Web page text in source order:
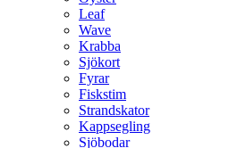
Leaf
Wave
Krabba
Sjökort
Fyrar
Fiskstim
Strandskator
Kappsegling
Sjöbodar